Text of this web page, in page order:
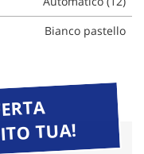
Bianco pastello
TUA!